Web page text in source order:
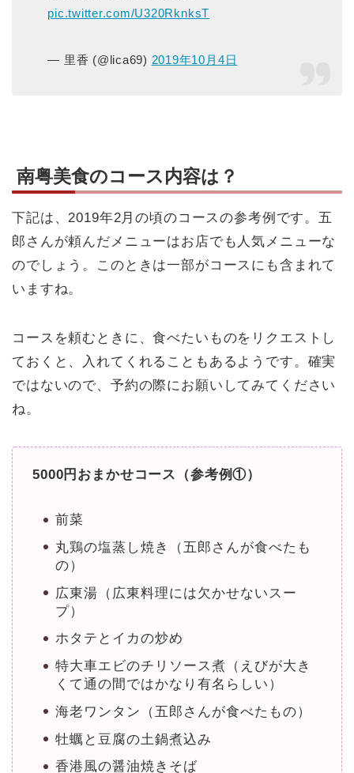
pic.twitter.com/U320RknksT
— 里香 (@lica69) 2019年10月4日
南粤美食のコース内容は？
下記は、2019年2月の頃のコースの参考例です。五
郎さんが頼んだメニューはお店でも人気メニューな
のでしょう。このときは一部がコースにも含まれて
いますね。
コースを頼むときに、食べたいものをリクエストし
ておくと、入れてくれることもあるようです。確実
ではないので、予約の際にお願いしてみてください
ね。
5000円おまかせコース（参考例①）
前菜
丸鶏の塩蒸し焼き（五郎さんが食べたも
の）
広東湯（広東料理には欠かせないスー
プ）
ホタテとイカの炒め
特大車エビのチリソース煮（えびが大き
くて通の間ではかなり有名らしい）
海老ワンタン（五郎さんが食べたもの）
牡蠣と豆腐の土鍋煮込み
香港風の醤油焼きそば